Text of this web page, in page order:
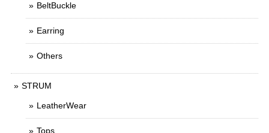
BeltBuckle
Earring
Others
STRUM
LeatherWear
Tops